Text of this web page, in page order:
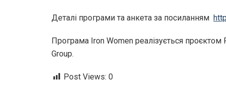
Деталі програми та анкета за посиланням
Програма Iron Women реалізується проєктом
Group.
Post Views: 0